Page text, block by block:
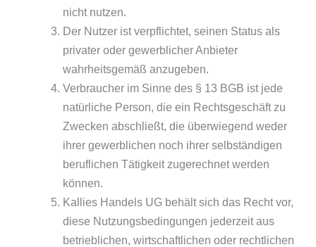
nicht nutzen.
Der Nutzer ist verpflichtet, seinen Status als
privater oder gewerblicher Anbieter
wahrheitsgemäß anzugeben.
Verbraucher im Sinne des § 13 BGB ist jede
natürliche Person, die ein Rechtsgeschäft zu
Zwecken abschließt, die überwiegend weder
ihrer gewerblichen noch ihrer selbständigen
beruflichen Tätigkeit zugerechnet werden
können.
Kallies Handels UG behält sich das Recht vor,
diese Nutzungsbedingungen jederzeit aus
betrieblichen, wirtschaftlichen oder rechtlichen